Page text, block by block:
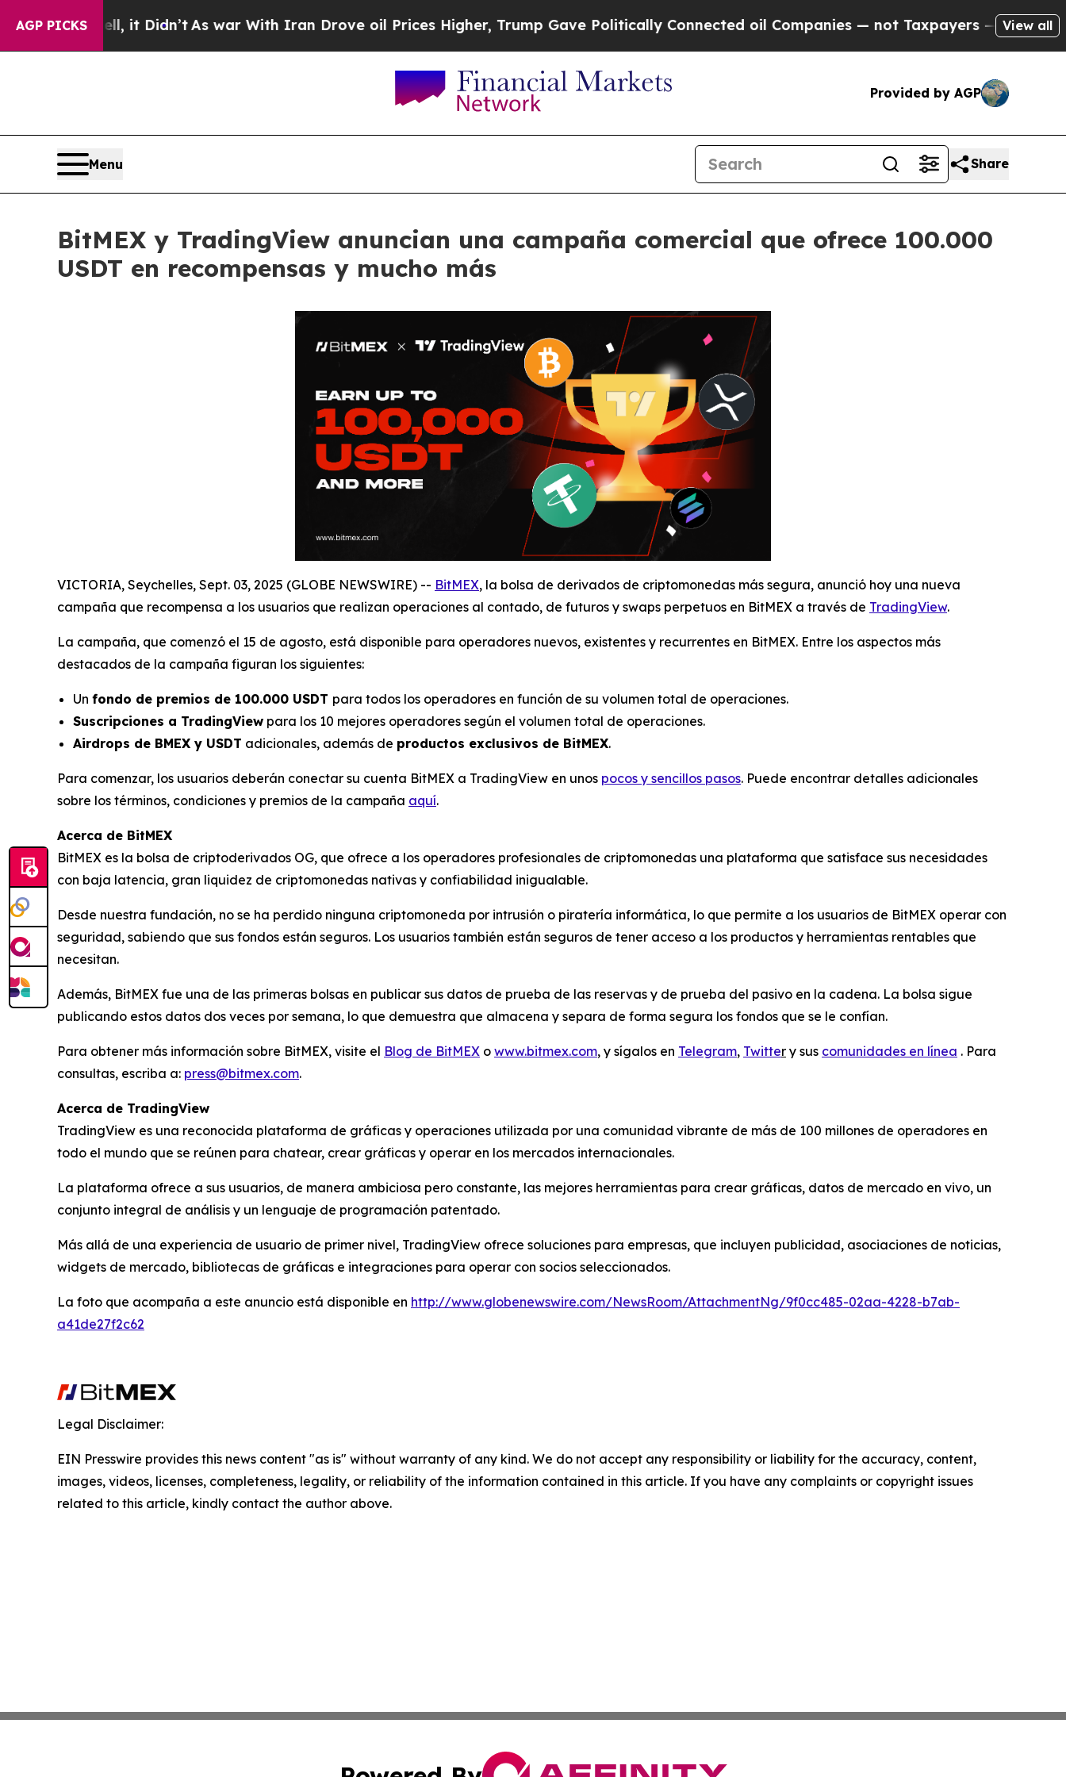
AGP PICKS
Well, it Didn’t As war With Iran Drove oil Prices Higher, Trump Gave Politically Connected oil Companies — not Taxpayers — the Chance to
View all
Provided by AGP
Menu Share
BitMEX y TradingView anuncian una campaña comercial que ofrece 100.000
USDT en recompensas y mucho más
VICTORIA, Seychelles, Sept. 03, 2025 (GLOBE NEWSWIRE) -- BitMEX, la bolsa de derivados de criptomonedas más segura, anunció hoy una nueva
campaña que recompensa a los usuarios que realizan operaciones al contado, de futuros y swaps perpetuos en BitMEX a través de TradingView.
La campaña, que comenzó el 15 de agosto, está disponible para operadores nuevos, existentes y recurrentes en BitMEX. Entre los aspectos más
destacados de la campaña figuran los siguientes:
Un fondo de premios de 100.000 USDT para todos los operadores en función de su volumen total de operaciones.
Suscripciones a TradingView para los 10 mejores operadores según el volumen total de operaciones.
Airdrops de BMEX y USDT adicionales, además de productos exclusivos de BitMEX.
Para comenzar, los usuarios deberán conectar su cuenta BitMEX a TradingView en unos pocos y sencillos pasos. Puede encontrar detalles adicionales
sobre los términos, condiciones y premios de la campaña aquí.
Acerca de BitMEX
BitMEX es la bolsa de criptoderivados OG, que ofrece a los operadores profesionales de criptomonedas una plataforma que satisface sus necesidades
con baja latencia, gran liquidez de criptomonedas nativas y confiabilidad inigualable.
Desde nuestra fundación, no se ha perdido ninguna criptomoneda por intrusión o piratería informática, lo que permite a los usuarios de BitMEX operar con
seguridad, sabiendo que sus fondos están seguros. Los usuarios también están seguros de tener acceso a los productos y herramientas rentables que
necesitan.
Además, BitMEX fue una de las primeras bolsas en publicar sus datos de prueba de las reservas y de prueba del pasivo en la cadena. La bolsa sigue
publicando estos datos dos veces por semana, lo que demuestra que almacena y separa de forma segura los fondos que se le confían.
Para obtener más información sobre BitMEX, visite el Blog de BitMEX o www.bitmex.com, y sígalos en Telegram, Twitter y sus comunidades en línea . Para
consultas, escriba a: press@bitmex.com.
Acerca de TradingView
TradingView es una reconocida plataforma de gráficas y operaciones utilizada por una comunidad vibrante de más de 100 millones de operadores en
todo el mundo que se reúnen para chatear, crear gráficas y operar en los mercados internacionales.
La plataforma ofrece a sus usuarios, de manera ambiciosa pero constante, las mejores herramientas para crear gráficas, datos de mercado en vivo, un
conjunto integral de análisis y un lenguaje de programación patentado.
Más allá de una experiencia de usuario de primer nivel, TradingView ofrece soluciones para empresas, que incluyen publicidad, asociaciones de noticias,
widgets de mercado, bibliotecas de gráficas e integraciones para operar con socios seleccionados.
La foto que acompaña a este anuncio está disponible en http://www.globenewswire.com/NewsRoom/AttachmentNg/9f0cc485-02aa-4228-b7ab-
a41de27f2c62
Legal Disclaimer:
EIN Presswire provides this news content "as is" without warranty of any kind. We do not accept any responsibility or liability for the accuracy, content,
images, videos, licenses, completeness, legality, or reliability of the information contained in this article. If you have any complaints or copyright issues
related to this article, kindly contact the author above.